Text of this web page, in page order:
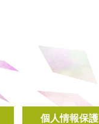
個人情報保護